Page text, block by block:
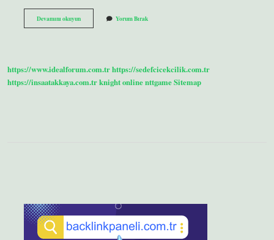
Devamını okuyunEmekli
Ikramiyesi
Yorum Bırak
https://www.idealforum.com.trhttps://sedefcicekcilik.com.tr
https://insaatakkaya.com.trknight onlinenttgameSitemap